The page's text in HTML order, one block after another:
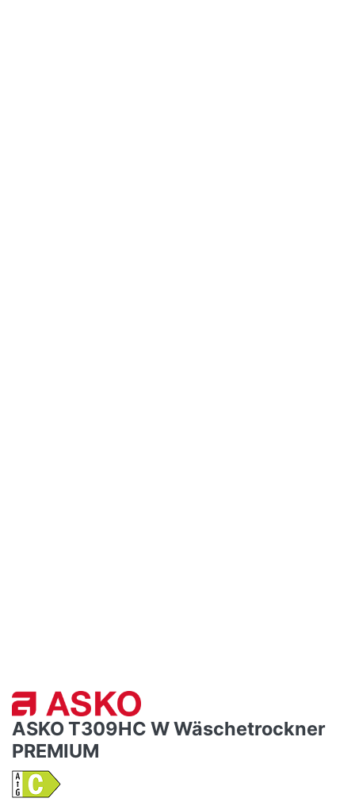
ASKO T309HC W Wäschetrockner
PREMIUM